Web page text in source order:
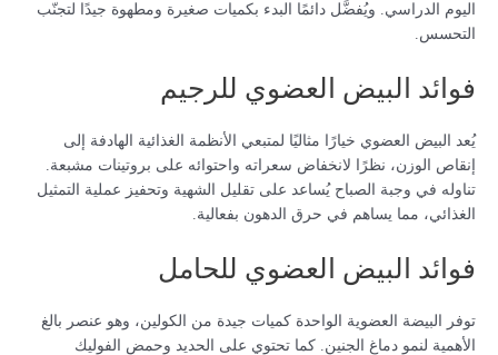
اليوم الدراسي. ويُفضَّل دائمًا البدء بكميات صغيرة ومطهوة جيدًا لتجنّب
التحسس.
فوائد البيض العضوي للرجيم
يُعد البيض العضوي خيارًا مثاليًا لمتبعي الأنظمة الغذائية الهادفة إلى
إنقاص الوزن، نظرًا لانخفاض سعراته واحتوائه على بروتينات مشبعة.
تناوله في وجبة الصباح يُساعد على تقليل الشهية وتحفيز عملية التمثيل
الغذائي، مما يساهم في حرق الدهون بفعالية.
فوائد البيض العضوي للحامل
توفر البيضة العضوية الواحدة كميات جيدة من الكولين، وهو عنصر بالغ
الأهمية لنمو دماغ الجنين. كما تحتوي على الحديد وحمض الفوليك